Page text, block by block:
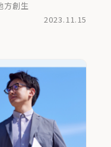
方創生
2023.11.15